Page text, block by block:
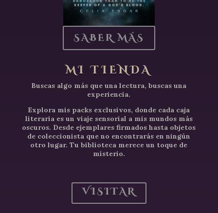
SABER MÁS
MI TIENDA
Buscas algo más que una lectura, buscas una
experiencia.
Explora mis packs exclusivos, donde cada caja
literaria es un viaje sensorial a mis mundos más
oscuros. Desde ejemplares firmados hasta objetos
de coleccionista que no encontrarás en ningún
otro lugar. Tu biblioteca merece un toque de
misterio.
VISITAR